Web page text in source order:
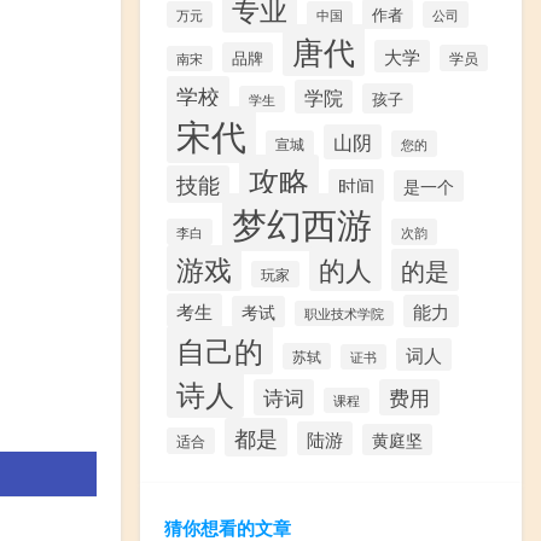
万元 专业 中国 作者 公司
南宋 品牌 唐代 大学 学员
学校 学生 学院 孩子
宋代 宣城 山阴 您的
技能 攻略 时间 是一个
李白 梦幻西游 次韵
游戏 玩家 的人 的是
考生 考试 职业技术学院 能力
自己的 苏轼 证书 词人
诗人 诗词 课程 费用
适合 都是 陆游 黄庭坚
猜你想看的文章